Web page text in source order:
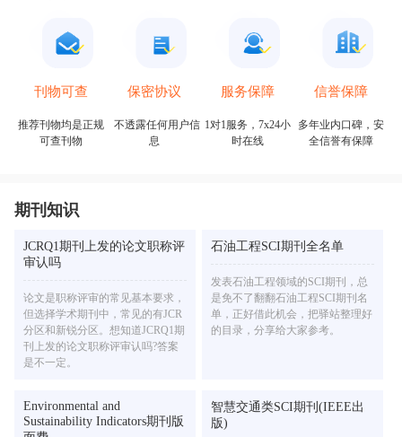
刊物可查
推荐刊物均是正规
可查刊物
保密协议
不透露任何用户信
息
服务保障
1对1服务，7x24小
时在线
信誉保障
多年业内口碑，安
全信誉有保障
期刊知识
JCRQ1期刊上发的论文职称评
审认吗
论文是职称评审的常见基本要求，
但选择学术期刊中，常见的有JCR
分区和新锐分区。想知道JCRQ1期
刊上发的论文职称评审认吗?答案
是不一定。
石油工程SCI期刊全名单
发表石油工程领域的SCI期刊，总
是免不了翻翻石油工程SCI期刊名
单，正好借此机会，把驿站整理好
的目录，分享给大家参考。
Environmental and
Sustainability Indicators期刊版
智慧交通类SCI期刊(IEEE出
版)